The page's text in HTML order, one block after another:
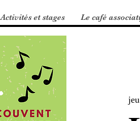
Activités et stages Le café